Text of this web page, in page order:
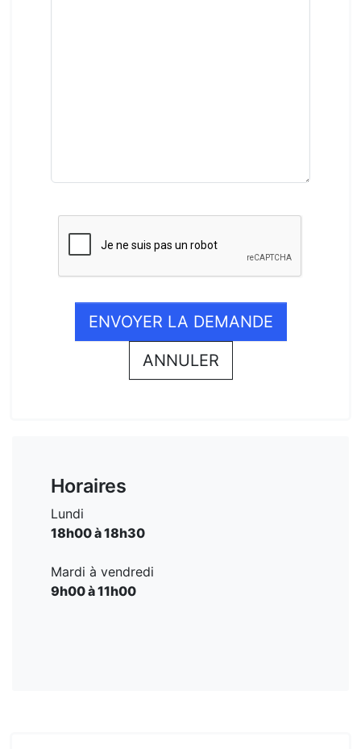
ENVOYER LA DEMANDE
ANNULER
Horaires
Lundi
18h00 à 18h30
Mardi à vendredi
9h00 à 11h00